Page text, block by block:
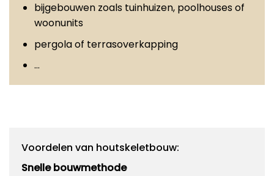
bijgebouwen zoals tuinhuizen, poolhouses of
woonunits
pergola of terrasoverkapping
…
Voordelen van houtskeletbouw:
Snelle bouwmethode